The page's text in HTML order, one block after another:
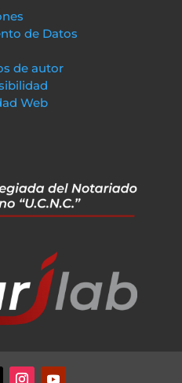
de Datos
de autor
Web